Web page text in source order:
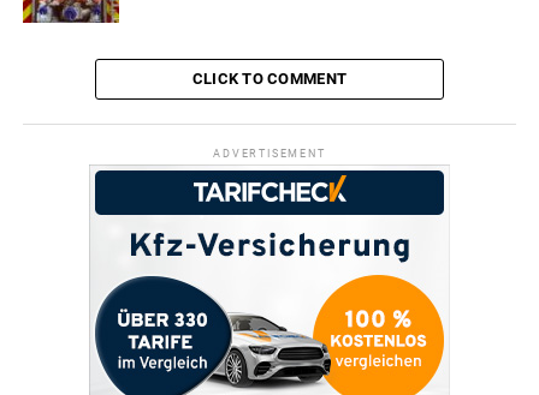
CLICK TO COMMENT
ADVERTISEMENT